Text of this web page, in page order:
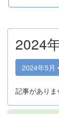
2024
2024年5月
記事がありま